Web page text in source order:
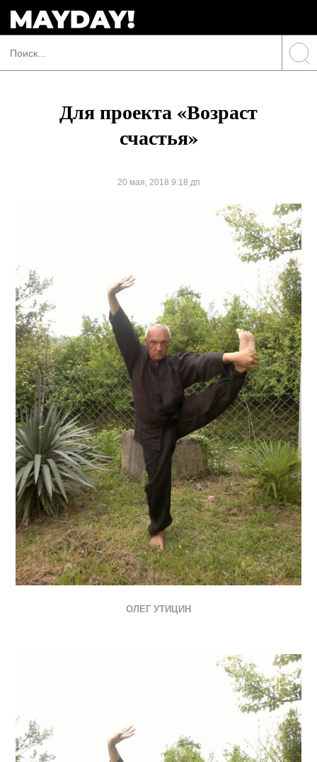
Для проекта «Возраст
счастья»
20 мая, 2018 9:18 дп
ОЛЕГ УТИЦИН